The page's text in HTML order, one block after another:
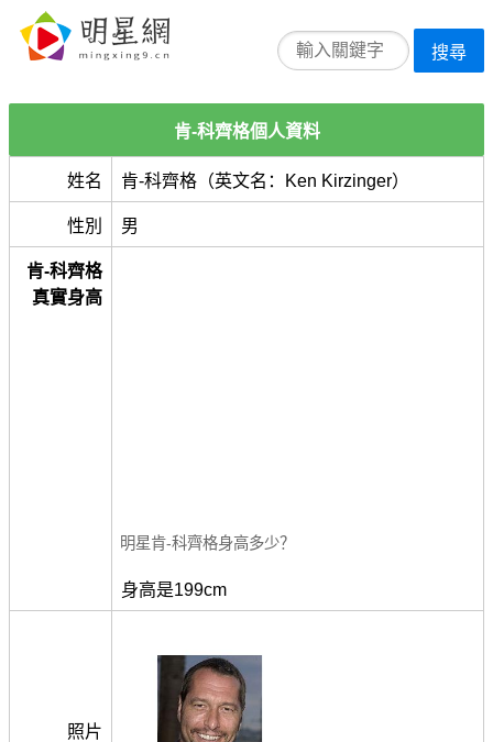
搜尋
肯-科齊格個人資料
姓名 肯-科齊格（英文名：Ken Kirzinger）
性別 男
肯-科齊格
真實身高
明星肯-科齊格身高多少？
身高是199cm
照片